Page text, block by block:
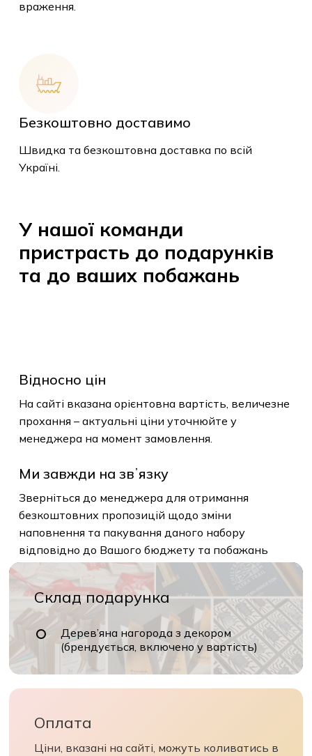
У кошику немає
товарів.
враження.
Безкоштовно доставимо
Швидка та безкоштовна доставка по всій
Україні.
У нашої команди
пристрасть до подарунків
та до ваших побажань
Відносно цін
На сайті вказана орієнтовна вартість, величезне
прохання – актуальні ціни уточнюйте у
менеджера на момент замовлення.
Ми завжди на звʼязку
Зверніться до менеджера для отримання
безкоштовних пропозицій щодо зміни
наповнення та пакування даного набору
відповідно до Вашого бюджету та побажань
Склад подарунка
Дерев’яна нагорода з декором
(брендується, включено у вартість)
Оплата
Ціни, вказані на сайті, можуть коливатись в